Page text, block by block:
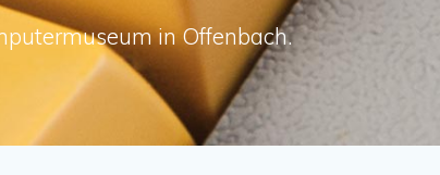
in Offenbach.